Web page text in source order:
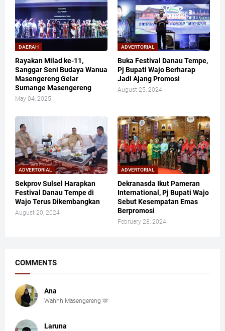
DAERAH
Rayakan Milad ke-11,
Sanggar Seni Budaya Wanua
Masengereng Gelar
Sumange Masengereng
May 04, 2025
ADVERTORIAL
Buka Festival Danau Tempe,
Pj Bupati Wajo Berharap
Jadi Ajang Promosi
August 25, 2024
ADVERTORIAL
Sekprov Sulsel Harapkan
Festival Danau Tempe di
Wajo Terus Dikembangkan
August 20, 2024
ADVERTORIAL
Dekranasda Ikut Pameran
International, Pj Bupati Wajo
Sebut Kesempatan Emas
Berpromosi
February 28, 2024
COMMENTS
Ana
Wahhh Masengereng 🫶
Laruna